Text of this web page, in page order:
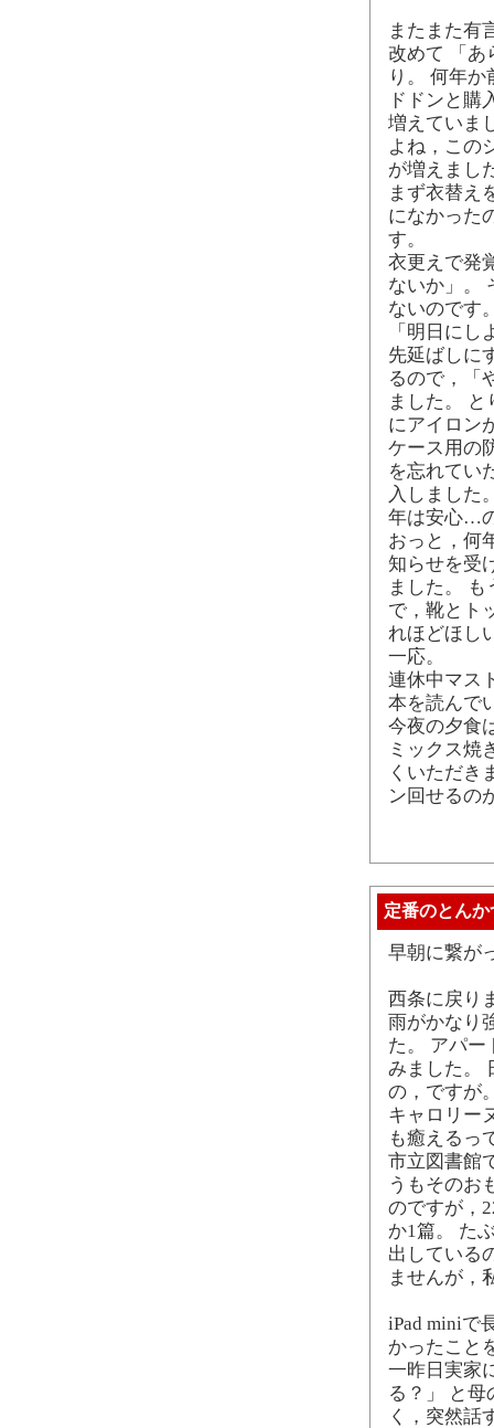
またまた有
改めて 「あ
り。 何年
ドドンと購
増えていま
よね，この
が増えまし
まず衣替え
になかった
す。
衣更えで発
ないか」。
ないのです
「明日に
先延ばしに
るので，「
ました。
にアイロン
ケース用の
を忘れてい
入しました
年は安心…
おっと，何
知らせを受
ました。
で，靴とト
れほどほし
一応。
連休中マス
本を読んで
今夜の夕食
ミックス焼
くいただき
ン回せるの
定番のとんか
早朝に繋が
西条に戻り
雨がかなり
た。 アパー
みました。
の，ですが
キャロリー
も癒えるっ
市立図書館
うもそのお
のですが，
か1篇。 た
出している
ませんが，
iPad miniで
かったこと
一昨日実家
る？」 と
く，突然話